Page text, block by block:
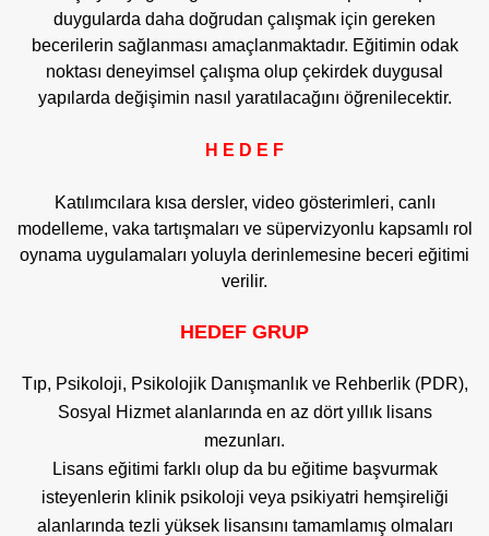
duygularda daha doğrudan çalışmak için gereken
becerilerin sağlanması amaçlanmaktadır. Eğitimin odak
noktası deneyimsel çalışma olup çekirdek duygusal
yapılarda değişimin nasıl yaratılacağını öğrenilecektir.
H E D E F
Katılımcılara kısa dersler, video gösterimleri, canlı
modelleme, vaka tartışmaları ve süpervizyonlu kapsamlı rol
oynama uygulamaları yoluyla derinlemesine beceri eğitimi
verilir.
HEDEF GRUP
Tıp, Psikoloji, Psikolojik Danışmanlık ve Rehberlik (PDR),
Sosyal Hizmet alanlarında en az dört yıllık lisans
mezunları.
Lisans eğitimi farklı olup da bu eğitime başvurmak
isteyenlerin klinik psikoloji veya psikiyatri hemşireliği
alanlarında tezli yüksek lisansını tamamlamış olmaları